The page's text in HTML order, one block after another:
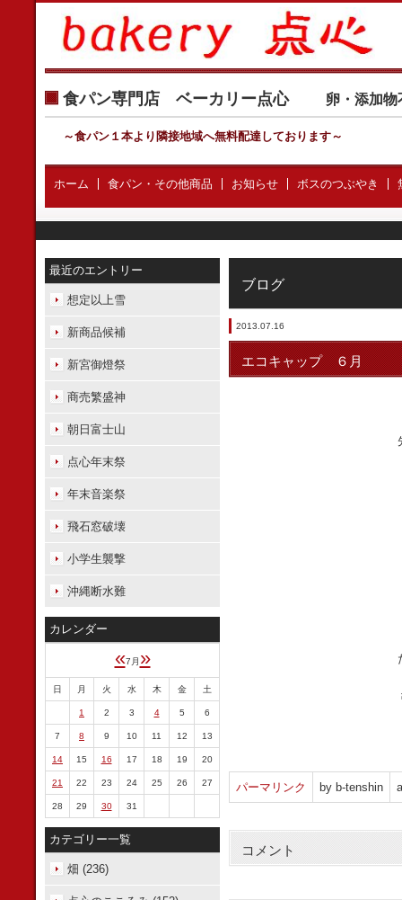
食パン専門店 ベーカリー点心 卵・添加
～食パン１本より隣接地域へ無料配達しております～
ホーム 食パン・その他商品 お知らせ ボスのつぶやき
ブログ
2013.07.16
エコキャップ ６月
パーマリンク by b-tenshin
コメント
最近のエントリー
想定以上雪
新商品候補
新宮御燈祭
商売繁盛神
朝日富士山
点心年末祭
年末音楽祭
飛石窓破壊
小学生襲撃
沖縄断水難
カレンダー
«7月 »
日 月 火 水 木 金 土
1 2 3 4 5 6
7 8 9 10 11 12 13
14 15 16 17 18 19 20
21 22 23 24 25 26 27
28 29 30 31
カテゴリー一覧
畑 (236)